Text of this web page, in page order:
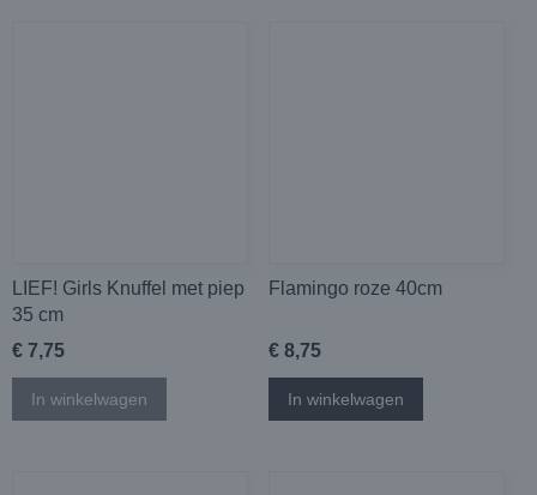
LIEF! Girls Knuffel met piep
35 cm
€ 7,75
In winkelwagen
Flamingo roze 40cm
€ 8,75
In winkelwagen